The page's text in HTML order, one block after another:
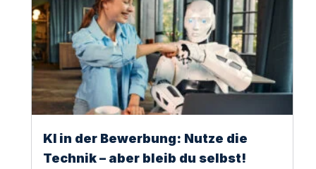
KI in der Bewerbung: Nutze die
Technik – aber bleib du selbst!